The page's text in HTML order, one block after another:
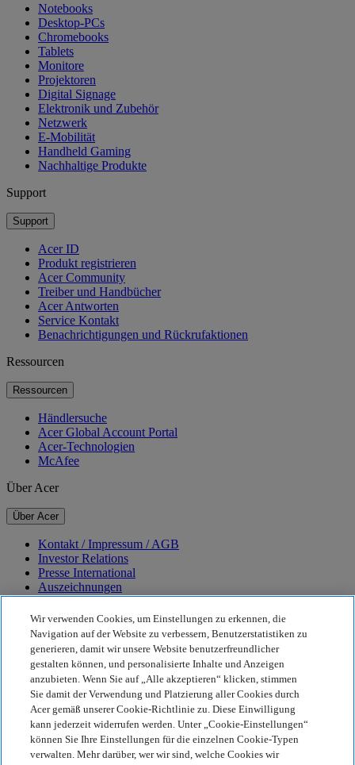
Notebooks
Desktop-PCs
Chromebooks
Tablets
Monitore
Projektoren
Digital Signage
Elektronik und Zubehör
Netzwerk
E-Mobilität
Handheld Gaming
Nachhaltige Produkte
Support
Support
Acer ID
Produkt registrieren
Acer Community
Treiber und Handbücher
Acer Antworten
Service Kontakt
Benachrichtigungen und Rückrufaktionen
Ressourcen
Ressourcen
Händlersuche
Acer Global Account Portal
Acer-Technologien
McAfee
Über Acer
Über Acer
Kontakt / Impressum / AGB
Investor Relations
Presse International
Auszeichnungen
Veranstaltungen
Karriere
Nachhaltigkeit
Nachhaltigkeit
Corporate Social Responsibility
CO2-Bilanz unserer Produkte
Project Humanity
Earthion
Wir verwenden Cookies, um Einstellungen zu erkennen, die
Navigation auf der Website zu verbessern, Benutzerstatistiken zu
generieren, damit wir unsere Website benutzerfreundlicher
gestalten können, und personalisierte Inhalte und Anzeigen
anzubieten. Wenn Sie auf „Alle akzeptieren“ klicken, stimmen
Sie damit der Verwendung und Platzierung aller Cookies durch
Acer gemäß unserer Cookie-Richtlinie zu. Diese Einwilligung
kann jederzeit widerrufen werden. Unter „Cookie-Einstellungen“
können Sie Ihre Einstellungen für die einzelnen Cookie-Typen
verwalten. Mehr darüber, wer wir sind, welche Cookies wir